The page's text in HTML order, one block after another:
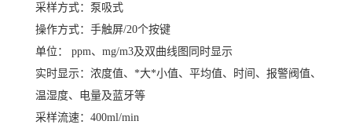
采样方式：泵吸式
操作方式：手触屏/20个按键
单位： ppm、mg/m3及双曲线图同时显示
实时显示：浓度值、*大*小值、平均值、时间、报警阀值、
温湿度、电量及蓝牙等
采样流速：400ml/min